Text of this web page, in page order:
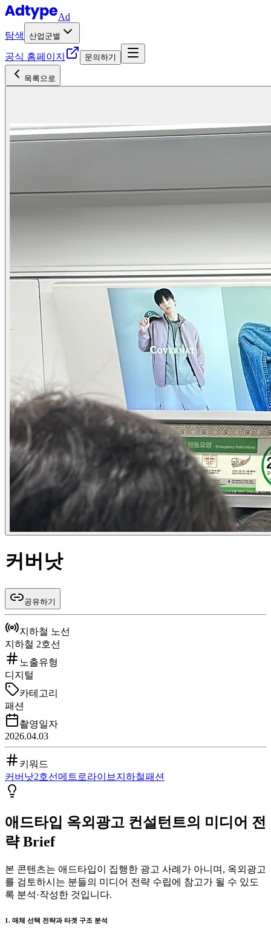
Ad
탐색
산업군별
공식 홈페이지 문의하기
목록으로
커버낫
공유하기
지하철 노선
지하철 2호선
노출유형
디지털
카테고리
패션
촬영일자
2026.04.03
키워드
커버낫2호선 메트로라이브 지하철패션
애드타입 옥외광고 컨설턴트의 미디어 전
략 Brief
본 콘텐츠는 애드타입이 집행한 광고 사례가 아니며, 옥외광고
를 검토하시는 분들의 미디어 전략 수립에 참고가 될 수 있도
록 분석·작성한 것입니다.
1. 매체 선택 전략과 타겟 구조 분석